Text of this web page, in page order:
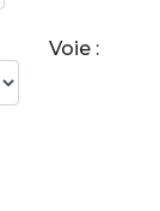
Voie :